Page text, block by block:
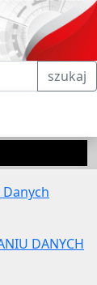
szukaj
DANYCH